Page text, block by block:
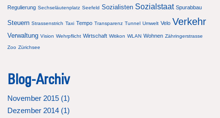
Regulierung Sechseläutenplatz Seefeld Sozialisten Sozialstaat Spurabbau
Steuern Strassenstrich Taxi Tempo Transparenz Tunnel Umwelt Velo Verkehr
Verwaltung Vision Wehrpflicht Wirtschaft Witikon WLAN Wohnen Zähringerstrasse
Zoo Zürichsee
Blog-Archiv
November 2015 (1)
Dezember 2014 (1)